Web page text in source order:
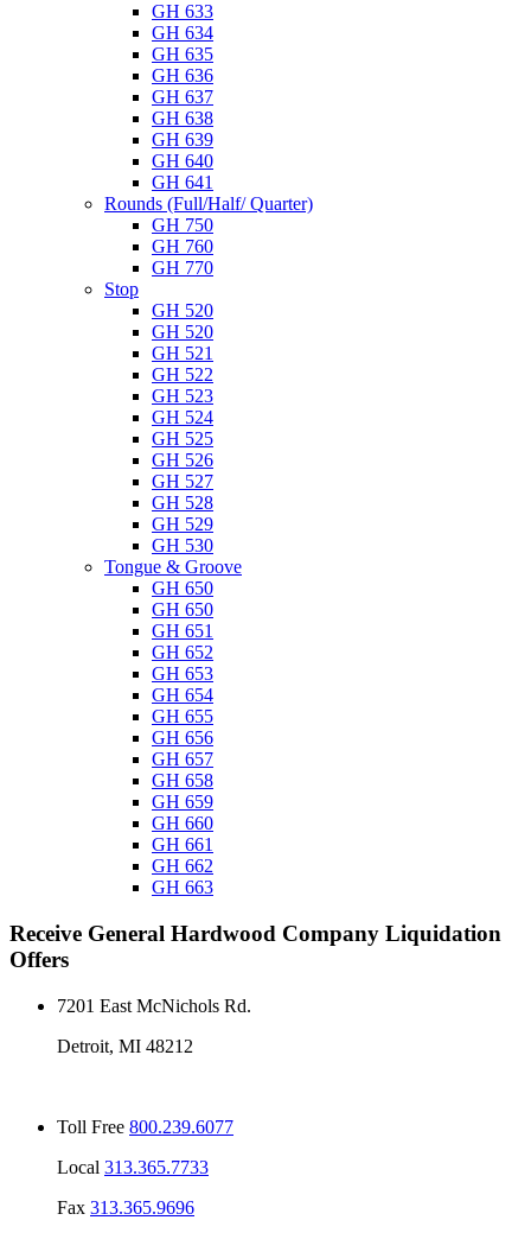
GH 633
GH 634
GH 635
GH 636
GH 637
GH 638
GH 639
GH 640
GH 641
Rounds (Full/Half/ Quarter)
GH 750
GH 760
GH 770
Stop
GH 520
GH 520
GH 521
GH 522
GH 523
GH 524
GH 525
GH 526
GH 527
GH 528
GH 529
GH 530
Tongue & Groove
GH 650
GH 650
GH 651
GH 652
GH 653
GH 654
GH 655
GH 656
GH 657
GH 658
GH 659
GH 660
GH 661
GH 662
GH 663
Receive General Hardwood Company Liquidation
Offers
7201 East McNichols Rd.
Detroit, MI 48212
Toll Free 800.239.6077
Local 313.365.7733
Fax 313.365.9696